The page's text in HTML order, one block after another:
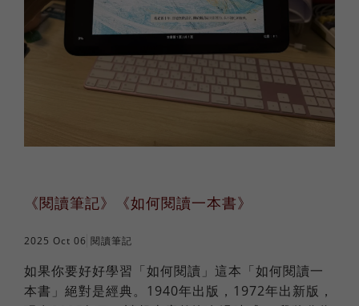
《閱讀筆記》《如何閱讀一本書》
2025 Oct 06 閱讀筆記
如果你要好好學習「如何閱讀」這本「如何閱讀一
本書」絕對是經典。1940年出版，1972年出新版，